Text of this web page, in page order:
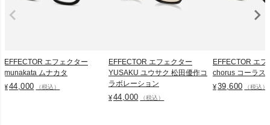
EFFECTOR エフェクター
munakata ムナカタ
¥44,000 （税込）
EFFECTOR エフェクター
YUSAKU ユウサク 松田優作コ
ラボレーション
¥44,000 （税込）
EFFECTOR エフ
chorus コーラス
¥39,600 （税込）